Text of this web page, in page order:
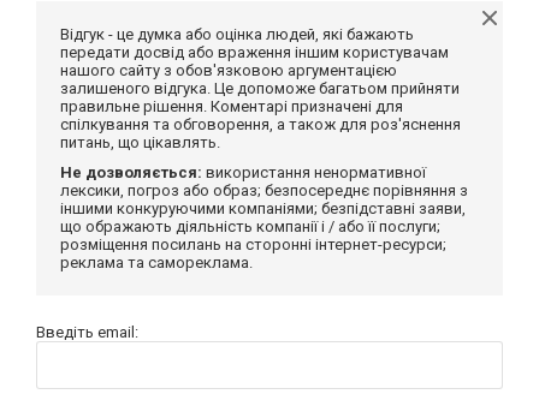
Відгук - це думка або оцінка людей, які бажають
передати досвід або враження іншим користувачам
нашого сайту з обов'язковою аргументацією
залишеного відгука. Це допоможе багатьом прийняти
правильне рішення. Коментарі призначені для
спілкування та обговорення, а також для роз'яснення
питань, що цікавлять.
Не дозволяється: використання ненормативної
лексики, погроз або образ; безпосереднє порівняння з
іншими конкуруючими компаніями; безпідставні заяви,
що ображають діяльність компанії і / або її послуги;
розміщення посилань на сторонні інтернет-ресурси;
реклама та самореклама.
Введіть email: